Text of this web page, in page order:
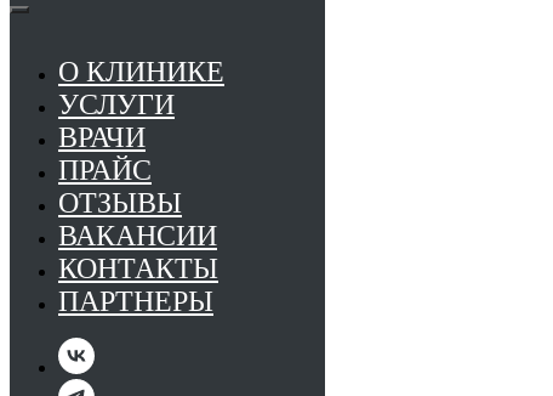
О КЛИНИКЕ
УСЛУГИ
ВРАЧИ
ПРАЙС
ОТЗЫВЫ
ВАКАНСИИ
КОНТАКТЫ
ПАРТНЕРЫ